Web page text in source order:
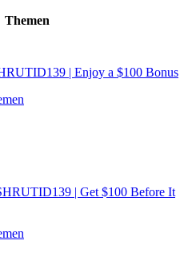
Themen
| Enjoy a $100 Bonus
| Get $100 Before It